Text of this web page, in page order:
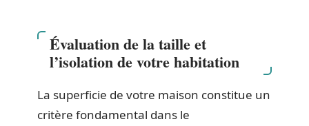
Évaluation de la taille et
l’isolation de votre habitation
La superficie de votre maison constitue un
critère fondamental dans le